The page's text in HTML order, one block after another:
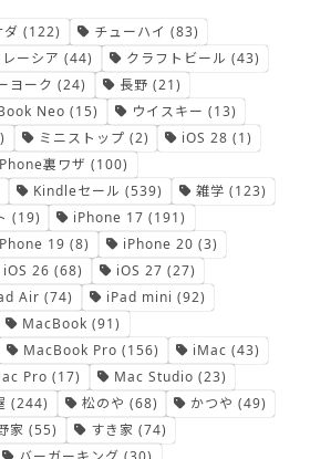
ダ (122) チューハイ (83)
ーシア (44) クラフトビール (43)
ヨーク (24) 長野 (21)
Neo (15) ウイスキー (13)
ミニストップ (2) iOS 28 (1)
裏ワザ (100)
Kindleセール (539) 雑学 (123)
(19) iPhone 17 (191)
19 (8) iPhone 20 (3)
iOS 26 (68) iOS 27 (27)
Air (74) iPad mini (92)
MacBook (91)
MacBook Pro (156) iMac (43)
Pro (17) Mac Studio (23)
(244) 松のや (68) かつや (49)
家 (55) すき家 (74)